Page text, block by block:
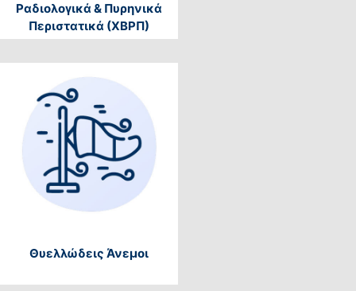
Ραδιολογικά & Πυρηνικά
Περιστατικά (ΧΒΡΠ)
Θυελλώδεις Άνεμοι